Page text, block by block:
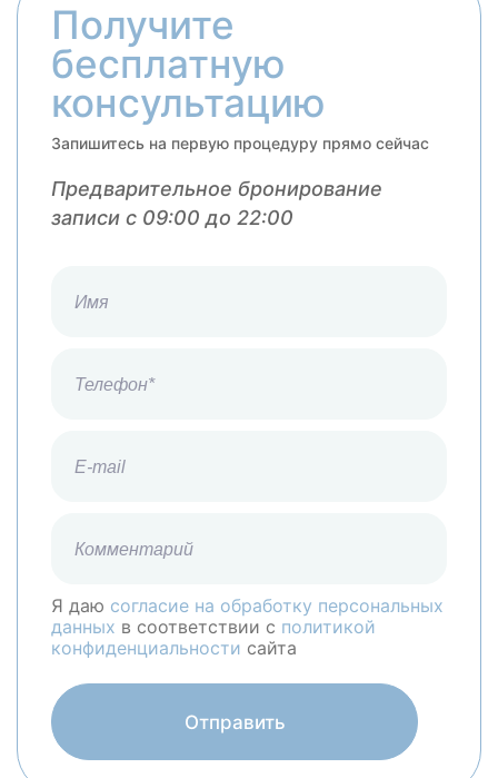
Получите
бесплатную
консультацию
Запишитесь на первую процедуру прямо сейчас
Предварительное бронирование
записи с 09:00 до 22:00
Я даю согласие на обработку персональных
данных в соответствии с политикой
конфиденциальности сайта
Отправить